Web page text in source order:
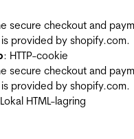
secure checkout and
provided by shopify.com.
: HTTP-cookie
secure checkout and
provided by shopify.com.
HTML-lagring